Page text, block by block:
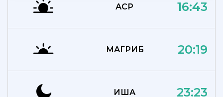
АСР 16:43
МАГРИБ 20:19
ИША 23:23